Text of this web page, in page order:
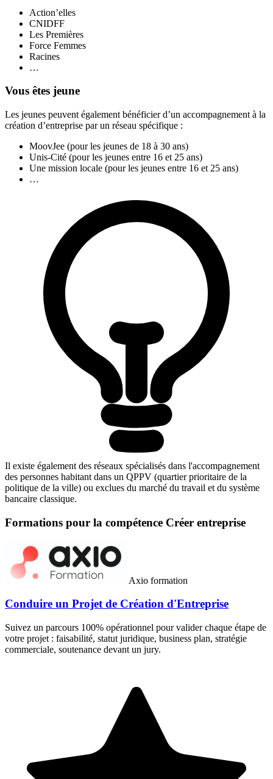
Action’elles
CNIDFF
Les Premières
Force Femmes
Racines
…
Vous êtes jeune
Les jeunes peuvent également bénéficier d’un accompagnement à la
création d’entreprise par un réseau spécifique :
MoovJee (pour les jeunes de 18 à 30 ans)
Unis-Cité (pour les jeunes entre 16 et 25 ans)
Une mission locale (pour les jeunes entre 16 et 25 ans)
…
Il existe également des réseaux spécialisés dans l'accompagnement
des personnes habitant dans un QPPV (quartier prioritaire de la
politique de la ville) ou exclues du marché du travail et du système
bancaire classique.
Formations pour la compétence Créer entreprise
Axio formation
Conduire un Projet de Création d'Entreprise
Suivez un parcours 100% opérationnel pour valider chaque étape de
votre projet : faisabilité, statut juridique, business plan, stratégie
commerciale, soutenance devant un jury.